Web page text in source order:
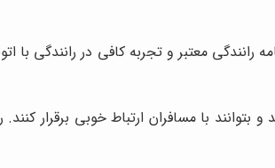
رانندگی معتبر و تجربه کافی در رانندگی
با مسافران ارتباط خوبی برقرار